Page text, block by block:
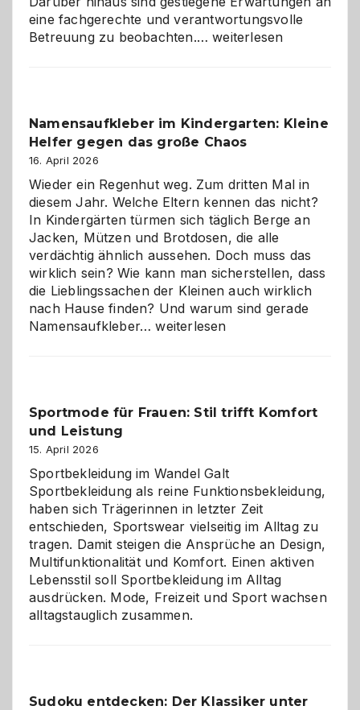
eine fachgerechte und verantwortungsvolle
Betreuung zu beobachten.…Betreuung
ist
eine
Wahl?
weiterlesen
Namensaufkleber im Kindergarten: Kleine
Helfer gegen das große Chaos
16. April 2026
Wieder ein Regenhut weg. Zum dritten Mal in
diesem Jahr. Welche Eltern kennen das nicht?
In Kindergärten türmen sich täglich Berge an
Jacken, Mützen und Brotdosen, die alle
verdächtig ähnlich aussehen. Doch muss das
wirklich sein? Wie kann man sicherstellen, dass
die Lieblingssachen der Kleinen auch wirklich
nach Hause finden? Und warum sind gerade
Namensaufkleber…Namensaufkleber
gegen
Chaos
weiterlesen
Sportmode für Frauen: Stil trifft Komfort
und Leistung
15. April 2026
Sportbekleidung im Wandel Galt
Sportbekleidung als reine Funktionsbekleidung,
haben sich Trägerinnen in letzter Zeit
entschieden, Sportswear vielseitig im Alltag zu
tragen. Damit steigen die Ansprüche an Design,
Multifunktionalität und Komfort. Einen aktiven
Lebensstil soll Sportbekleidung im Alltag
ausdrücken. Mode, Freizeit und Sport wachsen
alltagstauglich zusammen.
Sudoku entdecken: Der Klassiker unter